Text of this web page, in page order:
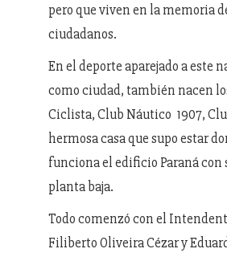
pero que viven en la memoria
ciudadanos.
En el deporte aparejado a este
como ciudad, también nacen
Ciclista, Club Náutico 1907,
hermosa casa que supo estar
funciona el edificio Paraná con
planta baja.
Todo comenzó con el
Filiberto Oliveira Cézar y